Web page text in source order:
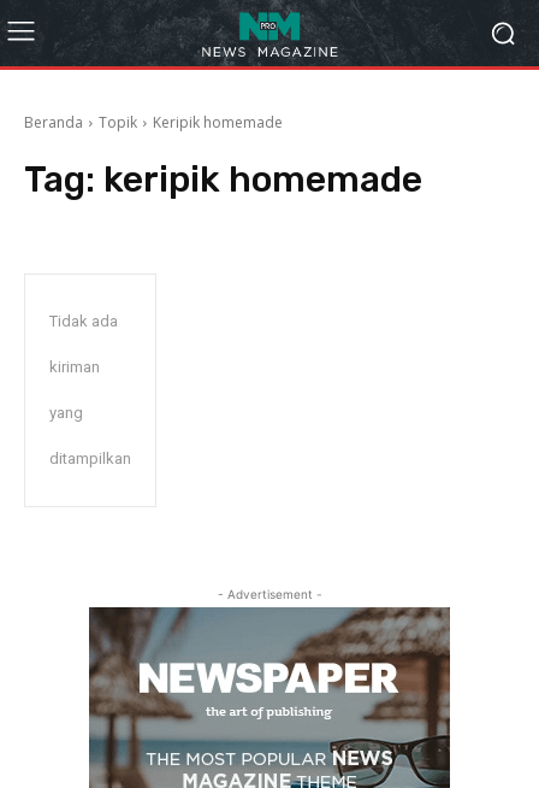
Beranda Topik Keripik homemade
Tag: keripik homemade
Tidak ada
kiriman
yang
ditampilkan
- Advertisement -